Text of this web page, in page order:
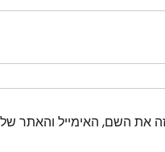
את השם, האימייל והאתר